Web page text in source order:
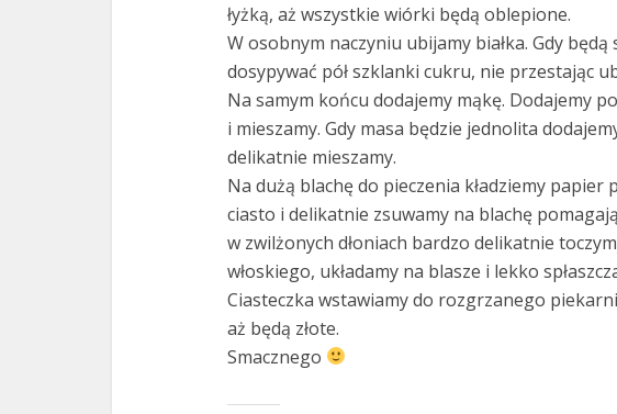
łyżką, aż wszystkie wiórki będą oblepione.
W osobnym naczyniu ubijamy białka. Gdy
dosypywać pół szklanki cukru, nie przestając
Na samym końcu dodajemy mąkę. Dodajemy
i mieszamy. Gdy masa będzie jednolita
delikatnie mieszamy.
Na dużą blachę do pieczenia kładziemy
ciasto i delikatnie zsuwamy na blachę
w zwilżonych dłoniach bardzo delikatnie
włoskiego, układamy na blasze i lekko
Ciasteczka wstawiamy do rozgrzanego
aż będą złote.
Smacznego